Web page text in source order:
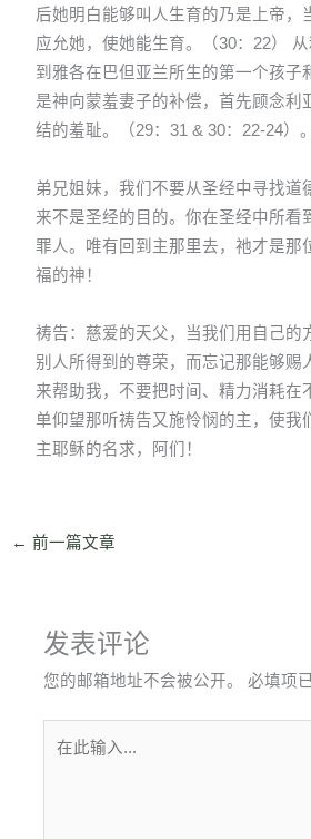
后她明白能够叫人生育的乃是上帝，
应允她，使她能生育。（30：22）
到雅各在巴但亚兰所生的第一个孩子
是神向蒙羞妻子的补偿，首先顾念利
结的羞耻。（29：31 & 30：22-24）。
弟兄姐妹，我们不要从圣经中寻找道
来不是圣经的目的。你在圣经中所看
罪人。唯有回到主那里去，祂才是那
福的神！
祷告：慈爱的天父，当我们用自己的
别人所得到的尊荣，而忘记那能够赐
来帮助我，不要把时间、精力消耗在
单仰望那听祷告又施怜悯的主，使我
主耶稣的名求，阿们！
← 前一篇文章
发表评论
您的邮箱地址不会被公开。 必填项